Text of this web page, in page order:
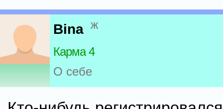
Bina ж
Карма 4
О себе